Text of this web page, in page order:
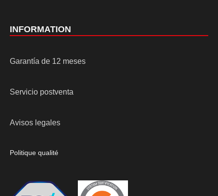
INFORMATION
Garantía de 12 meses
Servicio postventa
Avisos legales
Politique qualité